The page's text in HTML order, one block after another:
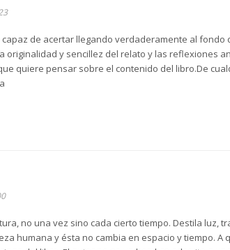
de acertar llegando verdaderamente al fondo
y sencillez del relato y las reflexiones
quiere pensar sobre el contenido del libro.De
no una vez sino cada cierto tiempo. Destila luz,
humana y ésta no cambia en espacio y tiempo. A